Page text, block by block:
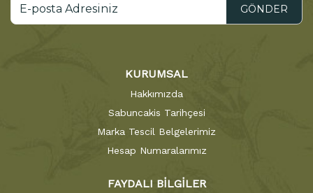
GÖNDER
KURUMSAL
Hakkımızda
Sabuncakis Tarihçesi
Marka Tescil Belgelerimiz
Hesap Numaralarımız
FAYDALI BİLGİLER